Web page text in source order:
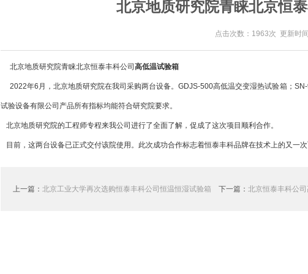
北京地质研究院青睐北京恒
点击次数：1963次 更新时
北京地质研究院青睐北京恒泰丰科公司 高低温试验箱
2022年6月，北京地质研究院在我司采购两台设备。GDJS-500高低温交变湿热试验箱；
试验设备有限公司产品所有指标均能符合研究院要求。
北京地质研究院的工程师专程来我公司进行了全面了解，促成了这次项目顺利合作。
目前，这两台设备已正式交付该院使用。此次成功合作标志着恒泰丰科品牌在技术上的又一次
上一篇： 北京工业大学再次选购恒泰丰科公司恒温恒湿试验箱 下一篇： 北京恒泰丰科公